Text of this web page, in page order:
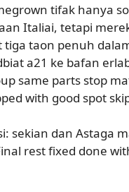
tifak hanya
Italiai, tetapi
tiga taon penuh
a21 ke bafan
same parts stop
with good spot
sekian dan Astaga
rest fixed done